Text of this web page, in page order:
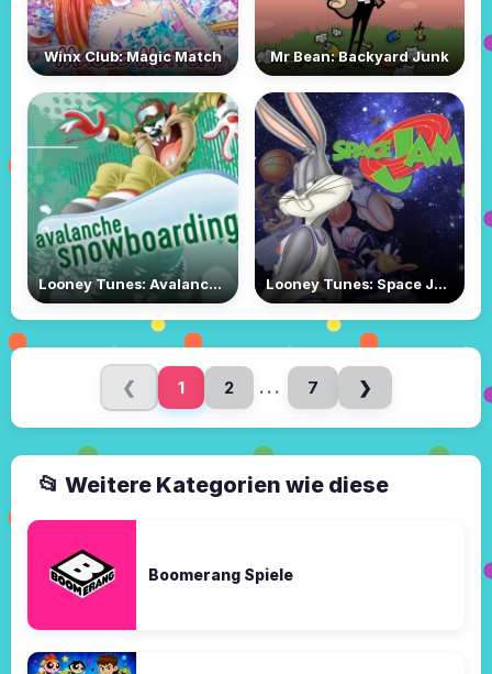
Winx Club: Magic Match Mr Bean: Backyard Junk
Looney Tunes: Avalanche Snowboarding Looney Tunes: Space Jam
❮ 1 2 ... 7 ❯
📂 Weitere Kategorien wie diese
Boomerang Spiele